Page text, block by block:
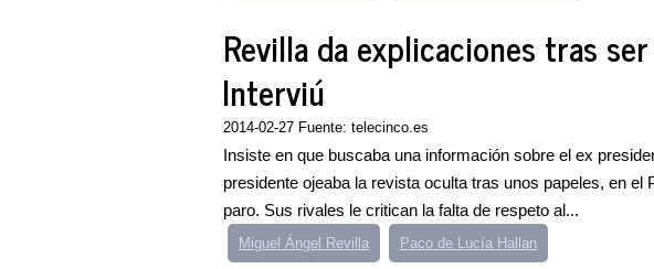
Revilla da explicaciones tras
Interviú
2014-02-27 Fuente: telecinco.es
Insiste en que buscaba una información sobre el ex
presidente ojeaba la revista oculta tras unos papeles, en el
paro. Sus rivales le critican la falta de respeto al...
Miguel Ángel Revilla Paco de Lucía Hallan